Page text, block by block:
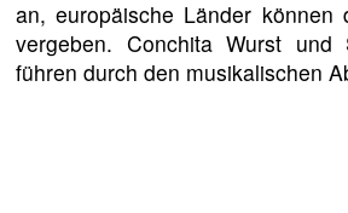
an, europäische Länder können
vergeben. Conchita Wurst und
führen durch den musikalischen